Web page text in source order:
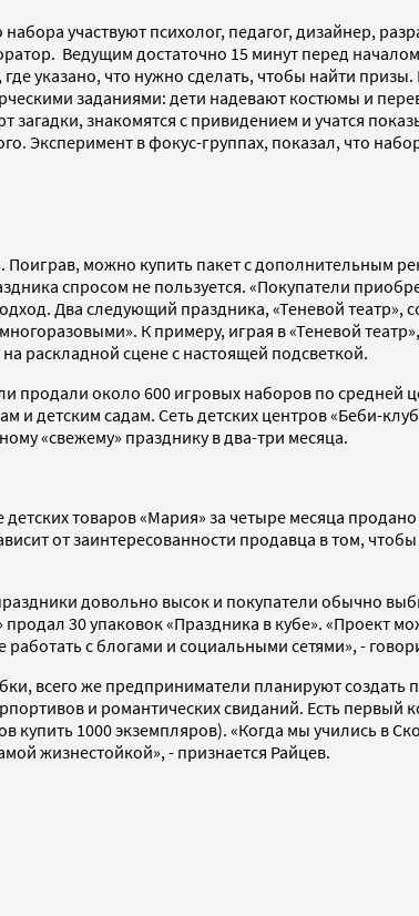
участвуют психолог, педагог, дизайнер,
Ведущим достаточно 15 минут перед
указано, что нужно сделать, чтобы найти
заданиями: дети надевают костюмы и
знакомятся с привидением и учатся
Эксперимент в фокус-группах, показал, что
можно купить пакет с дополнительным
спросом не пользуется. «Покупатели
Два следующий праздника, «Теневой театр»,
К примеру, играя в «Теневой
раскладной сцене с настоящей подсветкой.
продали около 600 игровых наборов по средней
детским садам. Сеть детских центров «Беби-
«свежему» празднику в два-три месяца.
товаров «Мария» за четыре месяца продано
от заинтересованности продавца в том,
довольно высок и покупатели обычно
30 упаковок «Праздника в кубе». «Проект
с блогами и социальными сетями», -
всего же предприниматели планируют создать
и романтических свиданий. Есть первый
1000 экземпляров). «Когда мы учились в
жизнестойкой», - признается Райцев.